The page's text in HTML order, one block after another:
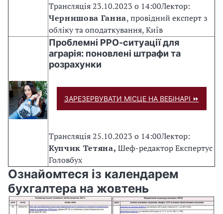
Трансляція 23.10.2023 о 14:00Лектор:
Чернишова Ганна,провідний експерт з
обліку та оподаткування, Київ
Проблемні РРО-ситуації для
аграрія: поновлені штрафи та
розрахунки
ЗАРЕЗЕРВУВАТИ МІСЦЕ НА ВЕБІНАРІ ⏩
Трансляція 25.10.2023 о 14:00Лектор:
Купчик Тетяна, Шеф-редактор Експертус
Головбух
Ознайомтеся із календарем
бухгалтера на жовтень